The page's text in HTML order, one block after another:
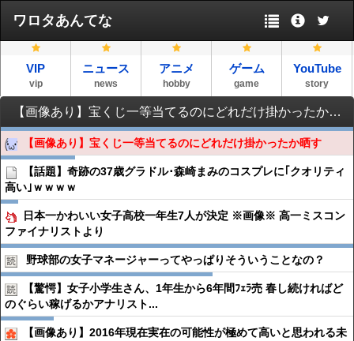
ワロタあんてな
VIP
vip
ニュース
news
アニメ
hobby
ゲーム
game
YouTube
story
【画像あり】宝くじ一等当てるのにどれだけ掛かったか晒す
【画像あり】宝くじ一等当てるのにどれだけ掛かったか晒す
【話題】奇跡の37歳グラドル･森崎まみのコスプレに｢クオリティ
高い｣ｗｗｗｗ
日本一かわいい女子高校一年生7人が決定 ※画像※ 高一ミスコン
ファイナリストより
野球部の女子マネージャーってやっぱりそういうことなの？
【驚愕】女子小学生さん、1年生から6年間ﾌｪﾗ売 春し続ければど
のぐらい稼げるかアナリスト...
【画像あり】2016年現在実在の可能性が極めて高いと思われる未